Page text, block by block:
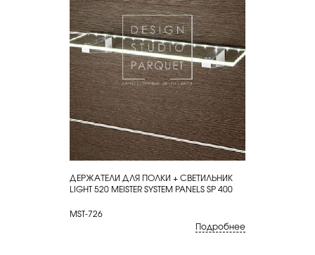
КУПИТЬ
ДЕРЖАТЕЛИ ДЛЯ ПОЛКИ + СВЕТИЛЬНИК
LIGHT 520 MEISTER SYSTEM PANELS SP 400
MST-726
Подробнее